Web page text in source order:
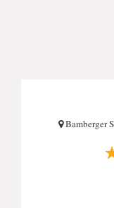
Bamberger